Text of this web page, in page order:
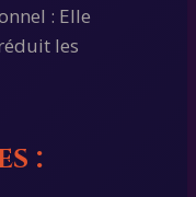
: Elle
les
: